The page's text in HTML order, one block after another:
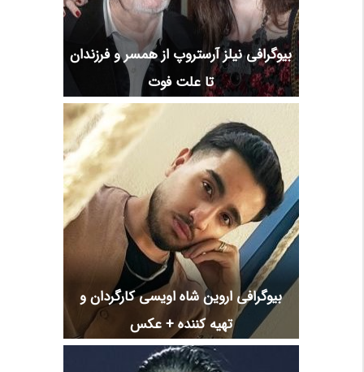
بیوگرافی نیلز آرستروپ از همسر و فرزندان
تا علت فوت
بیوگرافی اروین شاه اویسی کارگردان و
تهیه کننده + عکس